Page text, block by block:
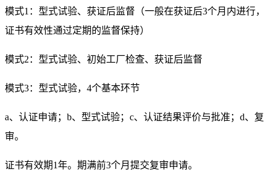
模式1：型式试验、获证后监督（一般在获证后3个月内进行，
证书有效性通过定期的监督保持）
模式2：型式试验、初始工厂检查、获证后监督
模式3：型式试验，4个基本环节
a、认证申请；b、型式试验；c、认证结果评价与批准；d、复
审。
证书有效期1年。期满前3个月提交复审申请。